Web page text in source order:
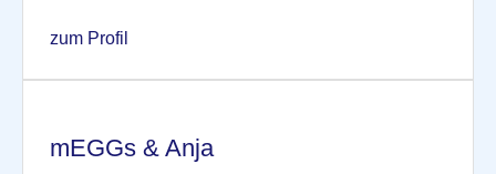
zum Profil
mEGGs & Anja